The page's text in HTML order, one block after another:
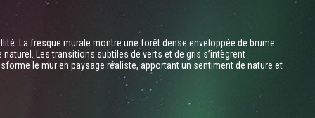
La fresque murale montre une forêt dense enveloppée de brume
Les transitions subtiles de verts et de gris s’intègrent
le mur en paysage réaliste, apportant un sentiment de nature et